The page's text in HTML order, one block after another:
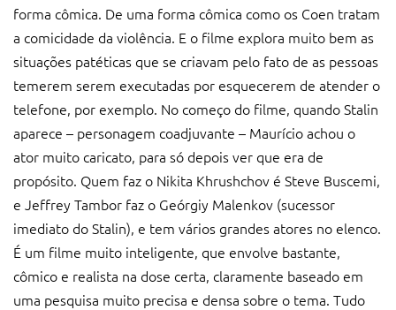
forma cômica. De uma forma cômica como os Coen tratam
a comicidade da violência. E o filme explora muito bem as
situações patéticas que se criavam pelo fato de as pessoas
temerem serem executadas por esquecerem de atender o
telefone, por exemplo. No começo do filme, quando Stalin
aparece – personagem coadjuvante – Maurício achou o
ator muito caricato, para só depois ver que era de
propósito. Quem faz o Nikita Khrushchov é Steve Buscemi,
e Jeffrey Tambor faz o Geórgiy Malenkov (sucessor
imediato do Stalin), e tem vários grandes atores no elenco.
É um filme muito inteligente, que envolve bastante,
cômico e realista na dose certa, claramente baseado em
uma pesquisa muito precisa e densa sobre o tema. Tudo